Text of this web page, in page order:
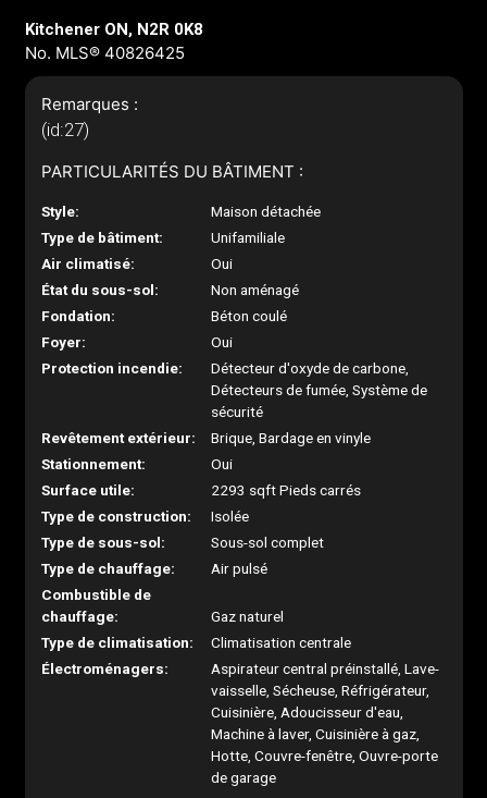
Kitchener ON, N2R 0K8
No. MLS® 40826425
Remarques :
(id:27)
PARTICULARITÉS DU BÂTIMENT :
Style:
Maison détachée
Type de bâtiment:
Unifamiliale
Air climatisé:
Oui
État du sous-sol:
Non aménagé
Fondation:
Béton coulé
Foyer:
Oui
Protection incendie:
Détecteur d'oxyde de carbone,
Détecteurs de fumée, Système de
sécurité
Revêtement extérieur:
Brique, Bardage en vinyle
Stationnement:
Oui
Surface utile:
2293 sqft Pieds carrés
Type de construction:
Isolée
Type de sous-sol:
Sous-sol complet
Type de chauffage:
Air pulsé
Combustible de
chauffage:
Gaz naturel
Type de climatisation:
Climatisation centrale
Électroménagers:
Aspirateur central préinstallé, Lave-
vaisselle, Sécheuse, Réfrigérateur,
Cuisinière, Adoucisseur d'eau,
Machine à laver, Cuisinière à gaz,
Hotte, Couvre-fenêtre, Ouvre-porte
de garage